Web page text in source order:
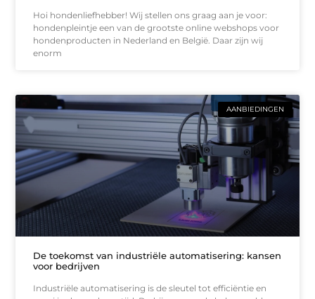
Hoi hondenliefhebber! Wij stellen ons graag aan je voor:
hondenpleintje een van de grootste online webshops voor
hondenproducten in Nederland en België. Daar zijn wij
enorm
AANBIEDINGEN
De toekomst van industriële automatisering: kansen
voor bedrijven
Industriële automatisering is de sleutel tot efficiëntie en